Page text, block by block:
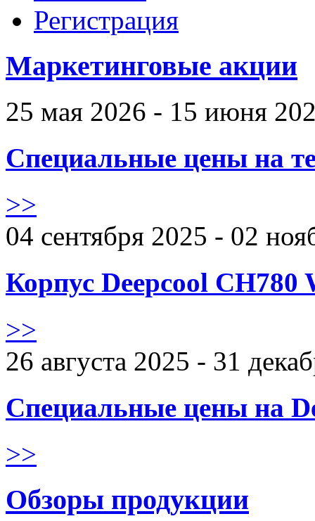
Регистрация
Маркетинговые акции
25 мая 2026 - 15 июня
Специальные цены на
>>
04 сентября 2025 - 02
Корпус Deepcool CH780
>>
26 августа 2025 - 31
Специальные цены на
>>
Обзоры продукции